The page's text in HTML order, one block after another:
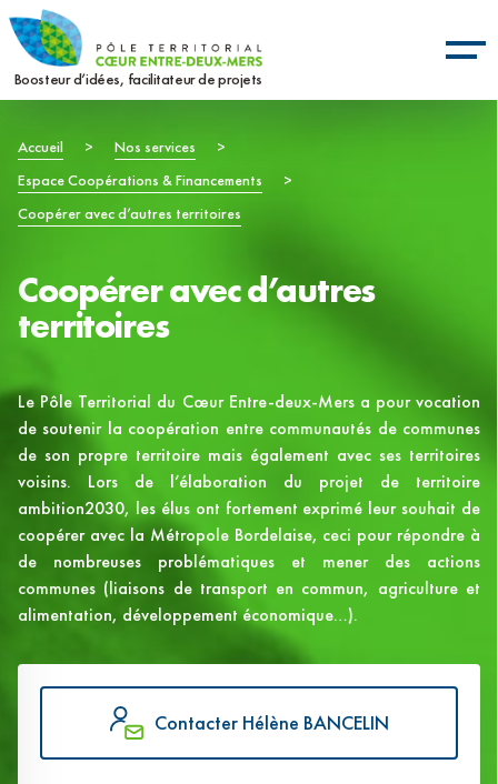
Aller
au
contenu
Boosteur d’idées, facilitateur de projets
Fil
d'Ariane
Accueil > Nos services
>
Espace Coopérations & Financements
>
Coopérer avec d’autres territoires
Coopérer avec d’autres
territoires
Le Pôle Territorial du Cœur Entre-deux-Mers a pour vocation
de soutenir la coopération entre communautés de communes
de son propre territoire mais également avec ses territoires
voisins. Lors de l’élaboration du projet de territoire
ambition2030, les élus ont fortement exprimé leur souhait de
coopérer avec la Métropole Bordelaise, ceci pour répondre à
de nombreuses problématiques et mener des actions
communes (liaisons de transport en commun, agriculture et
alimentation, développement économique…).
Contacter Hélène BANCELIN
Panneau de gestion des cookies